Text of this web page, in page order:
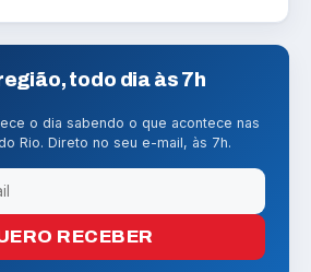
todo dia às 7h
o dia sabendo o que acontece nas
Rio. Direto no seu e-mail, às 7h.
RECEBER